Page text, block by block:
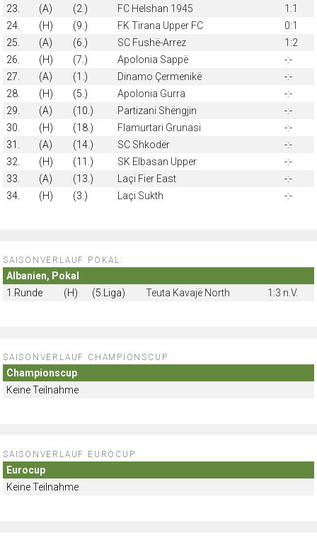
23.
(A) (2.) FC Helshan 1945
1:1
24.
(H) (9.) FK Tirana Upper FC
0:1
25.
(A) (6.) SC Fushë-Arrez
1:2
26.
(H) (7.) Apolonia Sappë
-:-
27.
(A) (1.) Dinamo Çermenikë
-:-
28.
(H) (5.) Apolonia Gurra
-:-
29.
(A) (10.) Partizani Shëngjin
-:-
30.
(H) (18.) Flamurtari Grunasi
-:-
31.
(A) (14.) SC Shkodër
-:-
32.
(H) (11.) SK Elbasan Upper
-:-
33.
(A) (13.) Laçi Fier East
-:-
34.
(H) (3.) Laçi Sukth -:-
SAISONVERLAUF POKAL:
Albanien, Pokal
1.Runde
(H) (5.Liga) Teuta Kavajë North 1:3 n.V.
SAISONVERLAUF CHAMPIONSCUP
Championscup
Keine Teilnahme
SAISONVERLAUF EUROCUP
Eurocup
Keine Teilnahme